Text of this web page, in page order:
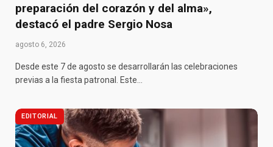
preparación del corazón y del alma»,
destacó el padre Sergio Nosa
agosto 6, 2026
Desde este 7 de agosto se desarrollarán las celebraciones
previas a la fiesta patronal. Este…
EDITORIAL